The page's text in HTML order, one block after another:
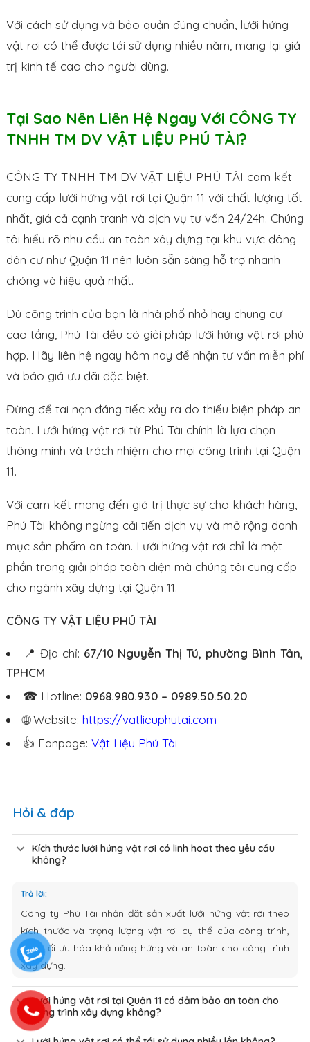
Với cách sử dụng và bảo quản đúng chuẩn, lưới hứng
vật rơi có thể được tái sử dụng nhiều năm, mang lại giá
trị kinh tế cao cho người dùng.
Tại Sao Nên Liên Hệ Ngay Với CÔNG TY
TNHH TM DV VẬT LIỆU PHÚ TÀI?
CÔNG TY TNHH TM DV VẬT LIỆU PHÚ TÀI cam kết
cung cấp lưới hứng vật rơi tại Quận 11 với chất lượng tốt
nhất, giá cả cạnh tranh và dịch vụ tư vấn 24/24h. Chúng
tôi hiểu rõ nhu cầu an toàn xây dựng tại khu vực đông
dân cư như Quận 11 nên luôn sẵn sàng hỗ trợ nhanh
chóng và hiệu quả nhất.
Dù công trình của bạn là nhà phố nhỏ hay chung cư
cao tầng, Phú Tài đều có giải pháp lưới hứng vật rơi phù
hợp. Hãy liên hệ ngay hôm nay để nhận tư vấn miễn phí
và báo giá ưu đãi đặc biệt.
Đừng để tai nạn đáng tiếc xảy ra do thiếu biện pháp an
toàn. Lưới hứng vật rơi từ Phú Tài chính là lựa chọn
thông minh và trách nhiệm cho mọi công trình tại Quận
11.
Với cam kết mang đến giá trị thực sự cho khách hàng,
Phú Tài không ngừng cải tiến dịch vụ và mở rộng danh
mục sản phẩm an toàn. Lưới hứng vật rơi chỉ là một
phần trong giải pháp toàn diện mà chúng tôi cung cấp
cho ngành xây dựng tại Quận 11.
CÔNG TY VẬT LIỆU PHÚ TÀI
📍 Địa chỉ: 67/10 Nguyễn Thị Tú, phường Bình Tân,
TPHCM
☎ Hotline: 0968.980.930 – 0989.50.50.20
🌐 Website: https://vatlieuphutai.com
👍 Fanpage: Vật Liệu Phú Tài
Hỏi & đáp
Kích thước lưới hứng vật rơi có linh hoạt theo yêu cầu
không?
Trả lời:
Công ty Phú Tài nhận đặt sản xuất lưới hứng vật rơi theo
kích thước và trọng lượng vật rơi cụ thể của công trình,
giúp tối ưu hóa khả năng hứng và an toàn cho công trình
xây dựng.
Lưới hứng vật rơi tại Quận 11 có đảm bảo an toàn cho
công trình xây dựng không?